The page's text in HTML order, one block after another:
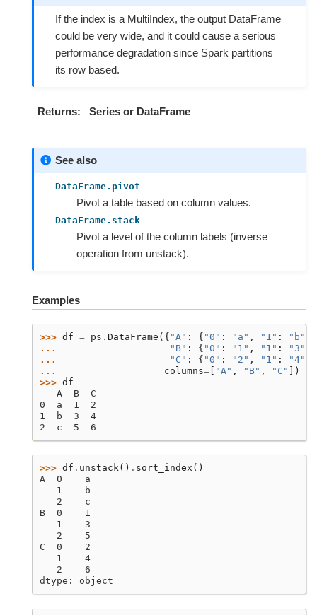
If the index is a MultiIndex, the output DataFrame
could be very wide, and it could cause a serious
performance degradation since Spark partitions
its row based.
Returns Series or DataFrame
See also
DataFrame.pivot
Pivot a table based on column values.
DataFrame.stack
Pivot a level of the column labels (inverse
operation from unstack).
Examples
>>> df = ps . DataFrame ({ "A" : { "0" : "a" , "1" : "b"
...
"B" : { "0" : "1" , "1" : "3"
...
"C" : { "0" : "2" , "1" : "4"
...
columns= [ "A" , "B" , "C" ])
>>> df
   A  B  C
0  a  1  2
1  b  3  4
2  c  5  6
>>> df . unstack() . sort_index ()
A  0    a
   1    b
   2    c
B  0    1
   1    3
   2    5
C  0    2
   1    4
   2    6
dtype: object